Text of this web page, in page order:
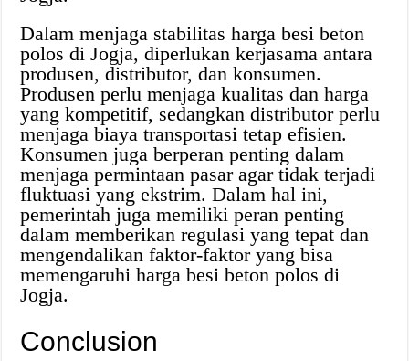
Dalam menjaga stabilitas harga besi beton
polos di Jogja, diperlukan kerjasama antara
produsen, distributor, dan konsumen.
Produsen perlu menjaga kualitas dan harga
yang kompetitif, sedangkan distributor perlu
menjaga biaya transportasi tetap efisien.
Konsumen juga berperan penting dalam
menjaga permintaan pasar agar tidak terjadi
fluktuasi yang ekstrim. Dalam hal ini,
pemerintah juga memiliki peran penting
dalam memberikan regulasi yang tepat dan
mengendalikan faktor-faktor yang bisa
memengaruhi harga besi beton polos di
Jogja.
Conclusion